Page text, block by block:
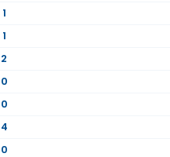
1
1
2
0
0
4
0